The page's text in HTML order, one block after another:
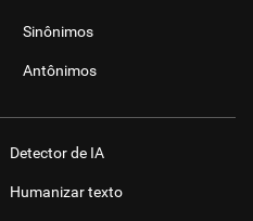
Sinônimos
Antônimos
Detector de IA
Humanizar texto